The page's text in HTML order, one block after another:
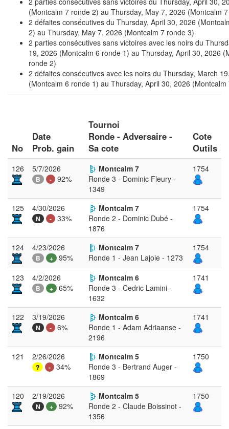
(Montcalm 7 ronde 2) au Thursday, May 7, 2026 (Montcalm
2 défaites consécutives du Thursday, April 30, 2026
2) au Thursday, May 7, 2026 (Montcalm 7 ronde 3)
2 parties consécutives sans victoires avec les noirs du
19, 2026 (Montcalm 6 ronde 1) au Thursday, April 30, 2026
ronde 2)
2 défaites consécutives avec les noirs du Thursday, March
(Montcalm 6 ronde 1) au Thursday, April 30, 2026
No
Date
Prob. gain
Tournoi
Ronde - Adversaire -
Sa cote
Cote
Outils
126 5/7/2026
B - 92%
Montcalm 7
Ronde 3 - Dominic Fleury -
1349
1754
125 4/30/2026
N - 33%
Montcalm 7
Ronde 2 - Dominic Dubé -
1876
1754
124 4/23/2026
B + 95%
Montcalm 7
Ronde 1 - Jean Lajoie - 1273
1754
123 4/2/2026
B + 65%
Montcalm 6
Ronde 3 - Cedric Lamini -
1632
1741
122 3/19/2026
N - 6%
Montcalm 6
Ronde 1 - Adam Adriaanse -
2196
1741
121 2/26/2026
? - 34%
Montcalm 5
Ronde 3 - Bertrand Auger -
1869
1750
120 2/19/2026
N + 92%
Montcalm 5
Ronde 2 - Claude Boissinot -
1356
1750